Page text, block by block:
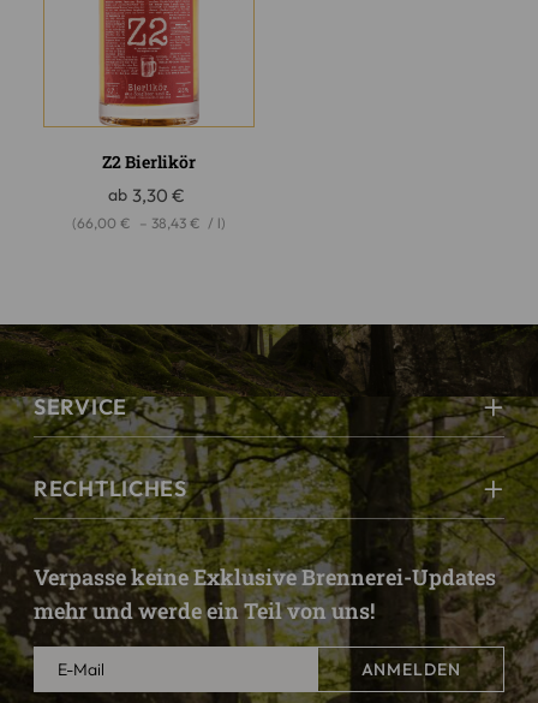
Z2 Bierlikör
ab 3,30€
(66,00€ – 38,43 € / l)
Verpasse keine Exklusive Brennerei-Updates
mehr und werde ein Teil von uns!
ANMELDEN
SERVICE
RECHTLICHES